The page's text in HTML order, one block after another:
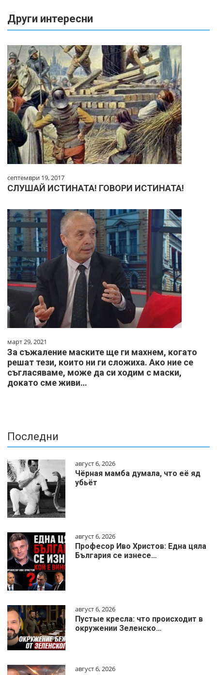
Други интересни
септември 19, 2017
СЛУШАЙ ИСТИНАТА! ГОВОРИ ИСТИНАТА!
март 29, 2021
За съжаление маските ще ги махнем, когато
решат тези, които ни ги сложиха. Ако ние се
съгласяваме, може да си ходим с маски,
докато сме живи…
Последни
август 6, 2026
Чёрная мамба думала, что её яд
убьёт
август 6, 2026
Професор Иво Христов: Една цяла
България се изнесе…
август 6, 2026
Пустые кресла: что происходит в
окружении Зеленско…
август 6, 2026